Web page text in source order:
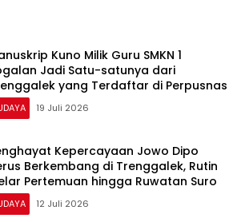
Kuno Milik Guru SMKN 1
Jadi Satu-satunya dari
yang Terdaftar di Perpusnas
19 Juli 2026
Kepercayaan Jowo Dipo
Berkembang di Trenggalek, Rutin
Pertemuan hingga Ruwatan Suro
12 Juli 2026